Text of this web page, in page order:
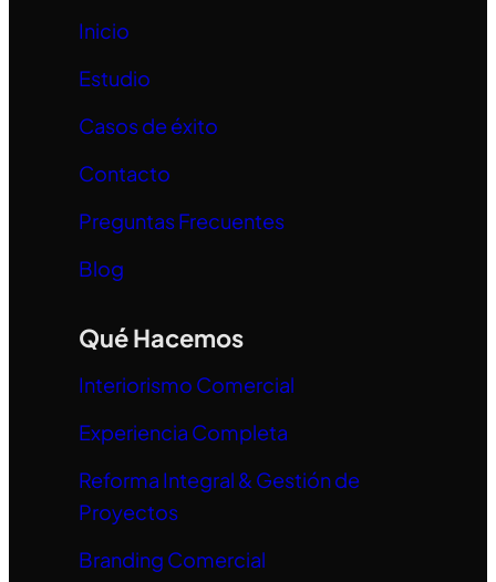
Inicio
Estudio
Casos de éxito
Contacto
Preguntas Frecuentes
Blog
Qué Hacemos
Interiorismo Comercial
Experiencia Completa
Reforma Integral & Gestión de
Proyectos
Branding Comercial